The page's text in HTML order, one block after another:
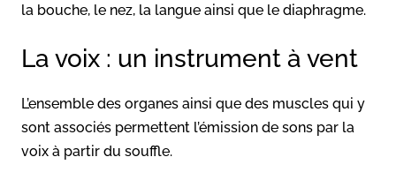
la bouche, le nez, la langue ainsi que le diaphragme.
La voix : un instrument à vent
L’ensemble des organes ainsi que des muscles qui y
sont associés permettent l’émission de sons par la
voix à partir du souffle.